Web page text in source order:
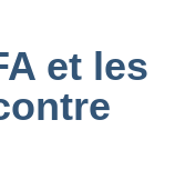
et les